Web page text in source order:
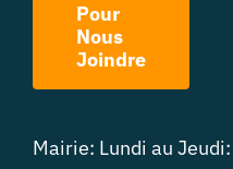
Pour
Nous
Joindre
Mairie: Lundi au